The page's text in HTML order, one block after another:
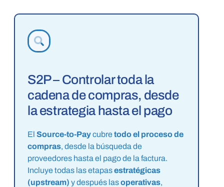
S2P – Controlar toda la
cadena de compras, desde
la estrategia hasta el pago
El Source-to-Paycubre todo el proceso de
compras, desde la búsqueda de
proveedores hasta el pago de la factura.
Incluye todas las etapasestratégicas
(upstream) y después lasoperativas,